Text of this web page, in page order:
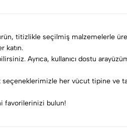
titizlikle seçilmiş malzemelerle
katın.
Ayrıca, kullanıcı dostu
her vücut tipine ve
favorilerinizi bulun!